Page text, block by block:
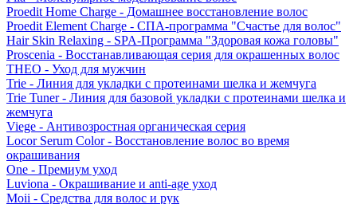
Proedit Home Charge - Домашнее восстановление волос
Proedit Element Charge - СПА-программа "Счастье для волос"
Hair Skin Relaxing - SPA-Программа "Здоровая кожа головы"
Proscenia - Восстанавливающая серия для окрашенных волос
THEO - Уход для мужчин
Trie - Линия для укладки с протеинами шелка и жемчуга
Trie Tuner - Линия для базовой укладки с протеинами шелка и
жемчуга
Viege - Антивозростная органическая серия
Locor Serum Color - Восстановление волос во время
окрашивания
One - Премиум уход
Luviona - Окрашивание и anti-age уход
Moii - Средства для волос и рук